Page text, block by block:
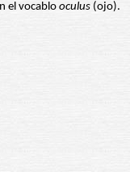
el vocablo oculus (ojo).